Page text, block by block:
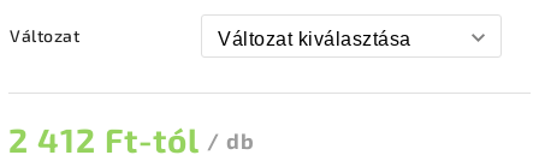
Változat
2 412 Ft-tól / db